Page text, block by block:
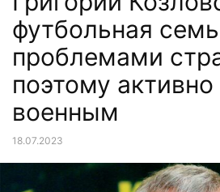
футбольная
проблемами
поэтому
военным
18.07.2023